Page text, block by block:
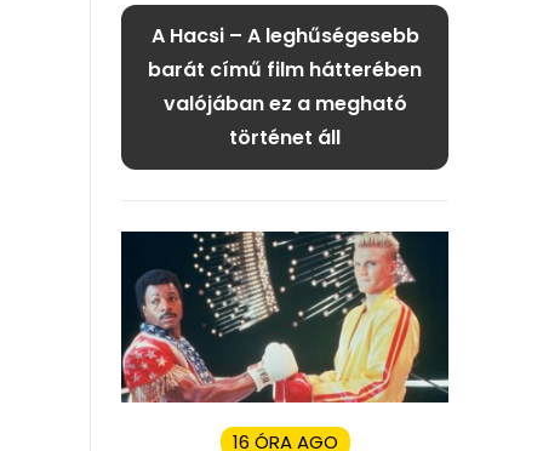
A Hacsi – A leghűségesebb
barát című film hátterében
valójában ez a megható
történet áll
16 ÓRA AGO